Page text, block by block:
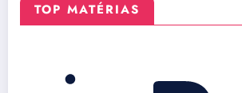
TOP MATÉRIAS